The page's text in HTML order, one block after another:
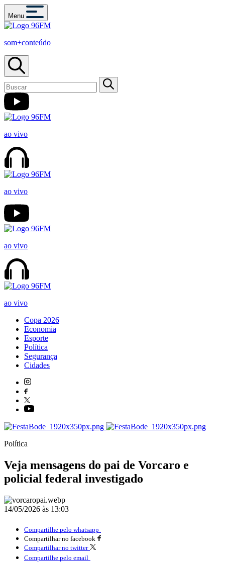
Menu
som+conteúdo
ao vivo
ao vivo
ao vivo
ao vivo
Copa 2026
Economia
Esporte
Política
Segurança
Cidades
Política
Veja mensagens do pai de Vorcaro e
policial federal investigado
14/05/2026 às 13:03
Compartilhe pelo whatsapp
Compartilhar no facebook
Compartilhar no twitter
Compartilhe pelo email